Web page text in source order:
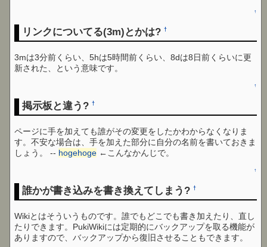
↑
リンクについてる(3m)とかは?†
3mは3分前くらい、5hは5時間前くらい、8dは8日前くらいに更
新された、という意味です。
↑
掲示板と違う?†
ページに手を加えても誰がその変更をしたかわからなくなりま
す。不安な場合は、手を加えた部分に自分の名前を書いておきま
しょう。 -- hogehoge ←こんなかんじで。
↑
誰かが書き込みを書き換えてしまう?†
Wikiとはそういうものです。誰でもどこでも書き加えたり、直し
たりできます。PukiWikiには定期的にバックアップを取る機能が
ありますので、バックアップから復旧させることもできます。